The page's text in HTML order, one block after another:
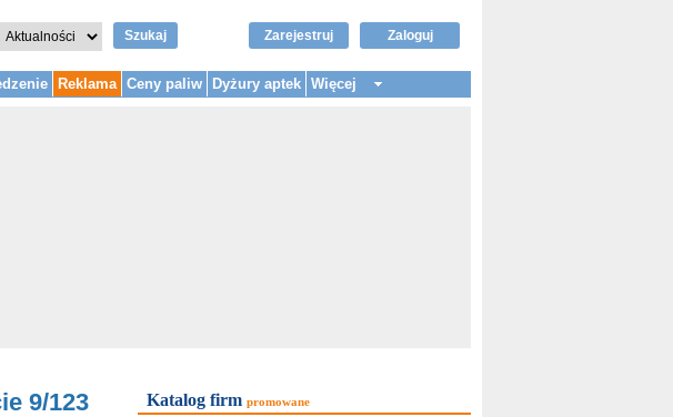
Szukaj Zaloguj
Zarejestruj
Reklama Ceny paliw Dyżury aptek Więcej
9/123 Katalog firm promowane